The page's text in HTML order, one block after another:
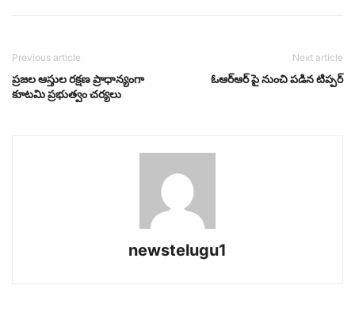
Previous article
ప్రజల ఆస్తుల రక్షణ ప్రాధాన్యంగా
కూటమి ప్రభుత్వం చర్యలు
Next article
ఓఆర్‌ఆర్‌ పై నుంచి పడిన టిప్పర్‌
newstelugu1